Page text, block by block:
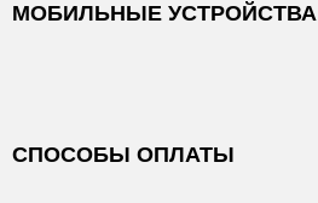
МОБИЛЬНЫЕ УСТРОЙСТВА
СПОСОБЫ ОПЛАТЫ